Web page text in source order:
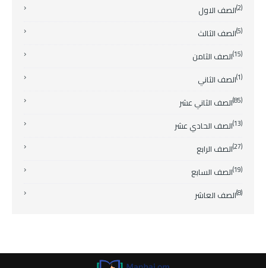
الصف الاول (2)
الصف الثالث (5)
الصف الثامن (15)
الصف الثاني (1)
الصف الثاني عشر (85)
الصف الحادي عشر (13)
الصف الرابع (27)
الصف السابع (19)
الصف العاشر (8)